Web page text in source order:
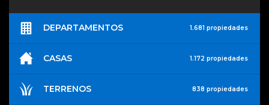
DEPARTAMENTOS 1.681 propiedades
CASAS 1.172 propiedades
TERRENOS 838 propiedades